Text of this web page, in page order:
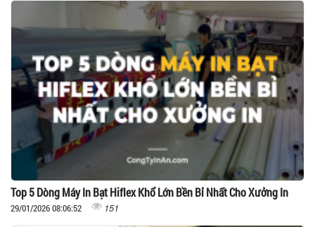
Top 5 Dòng Máy In Bạt Hiflex Khổ Lớn Bền Bỉ Nhất Cho Xưởng In
29/01/2026 08:06:52 151